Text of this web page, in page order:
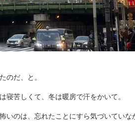
のだ、と。
寝苦しくて、冬は暖房で汗をかいて。
いのは、忘れたことにすら気づいていな